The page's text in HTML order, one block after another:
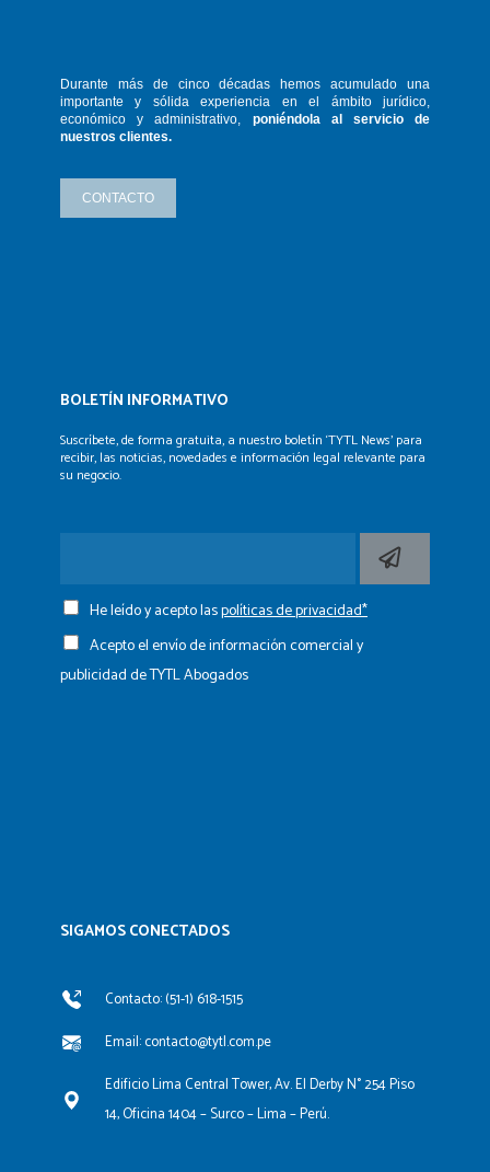
Durante más de cinco décadas hemosacumulado una
importante y sólidaexperiencia en el ámbito jurídico,
económico y administrativo, poniéndola al servicio de
nuestros clientes.
CONTACTO
BOLETÍN INFORMATIVO
Suscríbete, de forma gratuita, a nuestro boletín ‘TYTL News’ para
recibir, las noticias, novedades e información legal relevante para
su negocio.
He leído y acepto laspolíticas de privacidad*
Acepto el envío de información comercial y
publicidad de TYTL Abogados
SIGAMOS CONECTADOS​
Contacto: (51-1) 618-1515
Email: contacto@tytl.com.pe
Edificio Lima Central Tower, Av. El Derby N° 254 Piso
14, Oficina 1404 – Surco – Lima – Perú.